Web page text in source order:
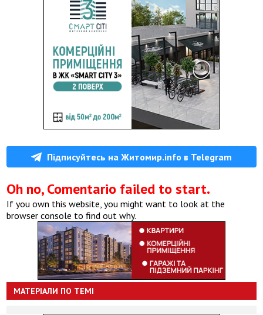
Підписуйтесь на Житомир.info в Telegram
Oh no, Comentario failed to start.
If you own this website, you might want to look at the
browser console to find out why.
МАТЕРІАЛИ ПО ТЕМІ